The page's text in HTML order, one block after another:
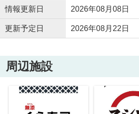
情報更新日 2026年08月08日
更新予定日 2026年08月22日
周辺施設